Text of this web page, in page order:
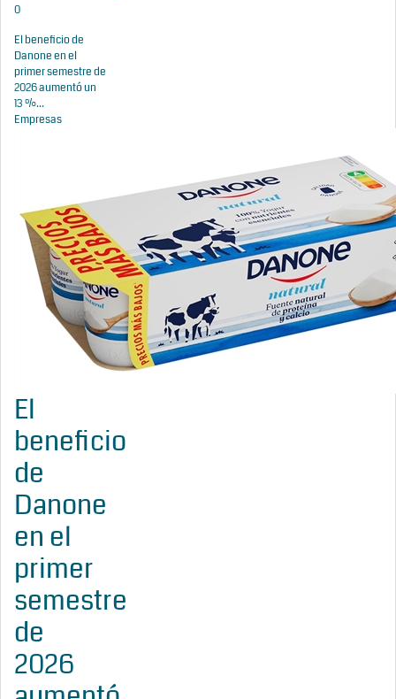
0
El beneficio de
Danone en el
primer semestre de
2026 aumentó un
13 %...
Empresas
El
beneficio
de
Danone
en el
primer
semestre
de
2026